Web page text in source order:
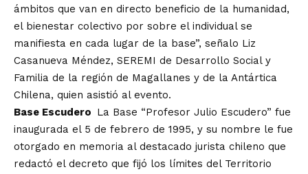
ámbitos que van en directo beneficio de la humanidad,
el bienestar colectivo por sobre el individual se
manifiesta en cada lugar de la base”, señalo Liz
Casanueva Méndez, SEREMI de Desarrollo Social y
Familia de la región de Magallanes y de la Antártica
Chilena, quien asistió al evento.
Base Escudero La Base “Profesor Julio Escudero” fue
inaugurada el 5 de febrero de 1995, y su nombre le fue
otorgado en memoria al destacado jurista chileno que
redactó el decreto que fijó los límites del Territorio